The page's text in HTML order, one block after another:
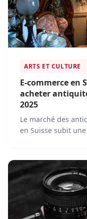
ARTS ET CULTURE
E-commerce en
acheter
2025
Le marché des
en Suisse subit
trouver leur
en ligne, allant
commerce.